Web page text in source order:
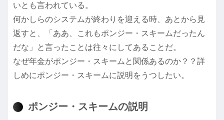
いとも言われている。
何かしらのシステムが終わりを迎える時、あとから見
返すと、「ああ、これもポンジー・スキームだったん
だな」と言ったことは往々にしてあることだ。
なぜ年金がポンジー・スキームと関係あるのか？？詳
しめにポンジー・スキームに説明をうつしたい。
ポンジー・スキームの説明